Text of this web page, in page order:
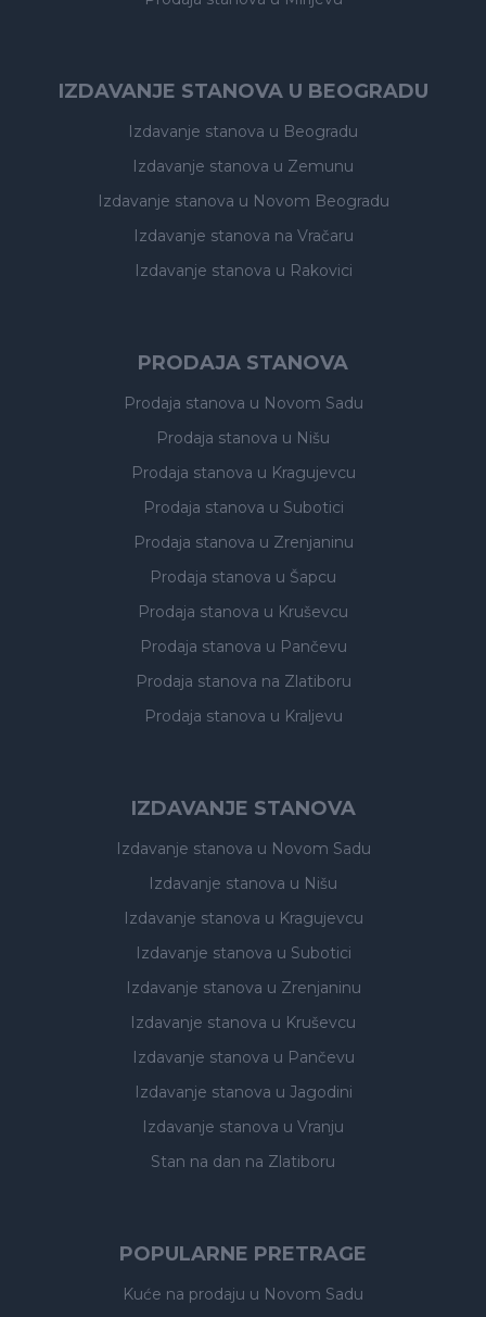
IZDAVANJE STANOVA U BEOGRADU
Izdavanje stanova u Beogradu
Izdavanje stanova u Zemunu
Izdavanje stanova u Novom Beogradu
Izdavanje stanova na Vračaru
Izdavanje stanova u Rakovici
PRODAJA STANOVA
Prodaja stanova u Novom Sadu
Prodaja stanova u Nišu
Prodaja stanova u Kragujevcu
Prodaja stanova u Subotici
Prodaja stanova u Zrenjaninu
Prodaja stanova u Šapcu
Prodaja stanova u Kruševcu
Prodaja stanova u Pančevu
Prodaja stanova na Zlatiboru
Prodaja stanova u Kraljevu
IZDAVANJE STANOVA
Izdavanje stanova u Novom Sadu
Izdavanje stanova u Nišu
Izdavanje stanova u Kragujevcu
Izdavanje stanova u Subotici
Izdavanje stanova u Zrenjaninu
Izdavanje stanova u Kruševcu
Izdavanje stanova u Pančevu
Izdavanje stanova u Jagodini
Izdavanje stanova u Vranju
Stan na dan na Zlatiboru
POPULARNE PRETRAGE
Kuće na prodaju u Novom Sadu